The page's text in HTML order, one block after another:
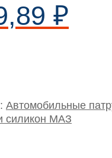
₽
Автомобильные
силикон МАЗ